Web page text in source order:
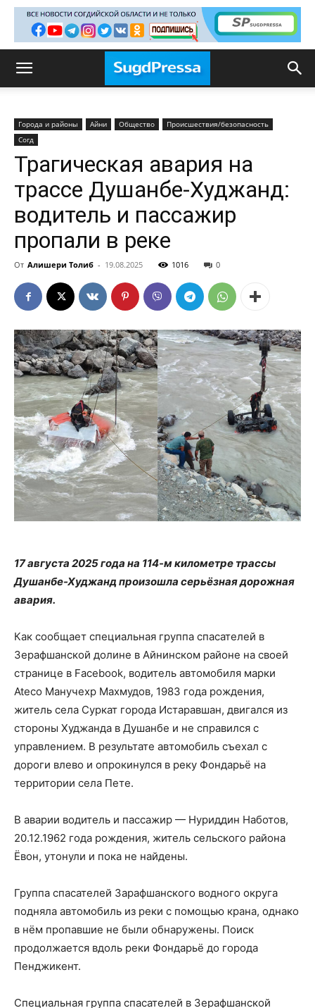
Города и районы Айни Общество
Происшествия/безопасность
Согд
Трагическая авария на
трассе Душанбе-Худжанд:
водитель и пассажир
пропали в реке
От Алишери Толиб - 19.08.2025 1016 0
17 августа 2025 года на 114-м километре трассы
Душанбе-Худжанд произошла серьёзная дорожная
авария.
Как сообщает специальная группа спасателей в
Зерафшанской долине в Айнинском районе на своей
странице в Facebook, водитель автомобиля марки
Ateco Манучехр Махмудов, 1983 года рождения,
житель села Суркат города Истаравшан, двигался из
стороны Худжанда в Душанбе и не справился с
управлением. В результате автомобиль съехал с
дороги влево и опрокинулся в реку Фондарьё на
территории села Пете.
В аварии водитель и пассажир — Нуриддин Наботов,
20.12.1962 года рождения, житель сельского района
Ёвон, утонули и пока не найдены.
Группа спасателей Зарафшанского водного округа
подняла автомобиль из реки с помощью крана, однако
в нём пропавшие не были обнаружены. Поиск
продолжается вдоль реки Фондарьё до города
Пенджикент.
Специальная группа спасателей в Зерафшанской